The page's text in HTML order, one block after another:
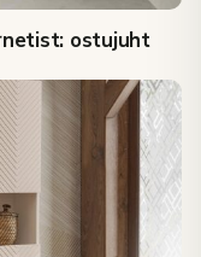
ostujuht